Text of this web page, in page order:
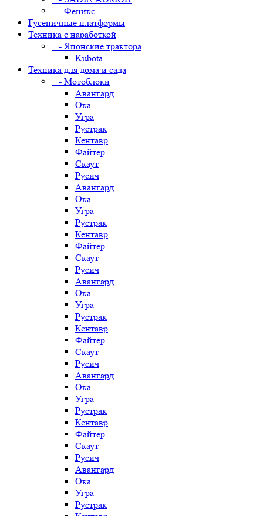
- Феникс
Гусеничные платформы
Техника с наработкой
- Японские трактора
Kubota
Техника для дома и сада
- Мотоблоки
Авангард
Ока
Угра
Рустрак
Кентавр
Файтер
Скаут
Русич
Авангард
Ока
Угра
Рустрак
Кентавр
Файтер
Скаут
Русич
Авангард
Ока
Угра
Рустрак
Кентавр
Файтер
Скаут
Русич
Авангард
Ока
Угра
Рустрак
Кентавр
Файтер
Скаут
Русич
Авангард
Ока
Угра
Рустрак